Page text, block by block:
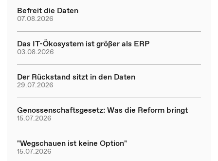
Befreit die Daten
07.08.2026
Das IT-Ökosystem ist größer als ERP
03.08.2026
Der Rückstand sitzt in den Daten
29.07.2026
Genossenschaftsgesetz: Was die Reform bringt
15.07.2026
"Wegschauen ist keine Option"
15.07.2026